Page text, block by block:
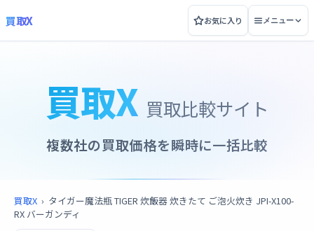
買取X お気に入り メニュー
買取X 買取比較サイト
複数社の買取価格を瞬時に一括比較
買取X › タイガー魔法瓶 TIGER 炊飯器 炊きたて ご泡火炊き JPI-X100-
RX バーガンディ